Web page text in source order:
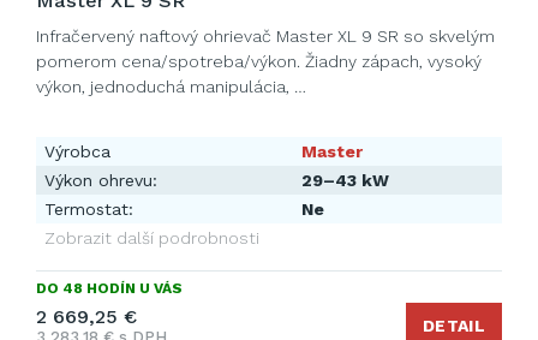
Infračervený naftový ohrievač Master XL 9 SR so skvelým
pomerom cena/spotreba/výkon. Žiadny zápach, vysoký
výkon, jednoduchá manipulácia, …
Výrobca
Master
Výkon ohrevu:
29–43 kW
Termostat:
Ne
Zobrazit další podrobnosti
DO 48 HODÍN U VÁS
2 669,25 € DETAIL